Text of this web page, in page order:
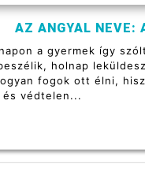
AZ ANGYAL NEVE:
a gyermek így
holnap
fogok ott élni,
és védtelen...